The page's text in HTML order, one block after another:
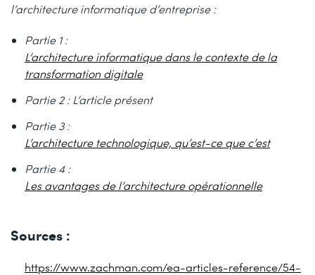
l’architecture informatique d’entreprise :
Partie 1 :
L’architecture informatique dans le contexte de la
transformation digitale
Partie 2 : L’article présent
Partie 3 :
L’architecture technologique, qu’est-ce que c’est
Partie 4 :
Les avantages de l’architecture opérationnelle
Sources :
https://www.zachman.com/ea-articles-reference/54-